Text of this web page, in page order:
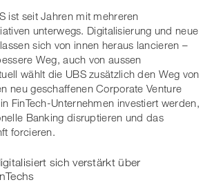
ist seit Jahren mit mehreren
unterwegs. Digitalisierung und neue
sich von innen heraus lancieren –
Weg, auch von aussen
wählt die UBS zusätzlich den Weg von
neu geschaffenen Corporate Venture
FinTech-Unternehmen investiert werden,
Banking disruptieren und das
forcieren.
sich verstärkt über